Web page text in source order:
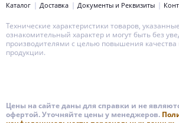
Каталог
Доставка Документы и Реквизиты
Технические характеристики товаров,
ознакомительный характер и могут быть без
производителями с целью повышения качества
продукции.
Цены на сайте даны для справки и не
офертой. Уточняйте цены у менеджеров.